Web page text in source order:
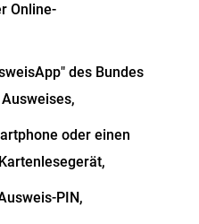
Online-
des Bundes
oder einen
PIN,